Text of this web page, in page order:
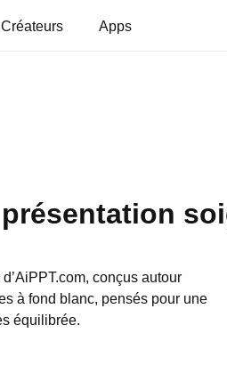
Apps
conçus autour
à fond blanc, pensés pour une
équilibrée.